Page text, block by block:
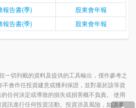
報告書(季)
股東會年報
報告書(季) 股東會年報
一切列載的資料及提供的工具輸出，僅作參考之
不會作任投資建意或獲利保證，並對基於該等資
任何決定或導致的損失或損害概不負責。 使用
訊進行任何投資活動。投資涉及風險，如讀者